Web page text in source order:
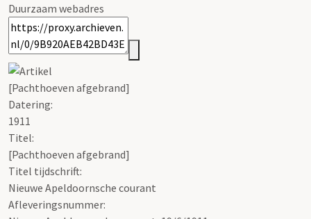
Duurzaam webadres
[Pachthoeven afgebrand]
Datering:
1911
Titel:
[Pachthoeven afgebrand]
Titel tijdschrift:
Nieuwe Apeldoornsche courant
Afleveringsnummer: